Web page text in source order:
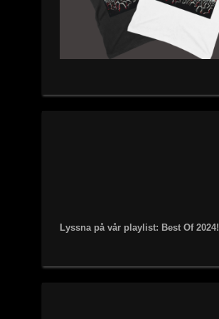
Lyssna på vår playlist: Best Of 2024!